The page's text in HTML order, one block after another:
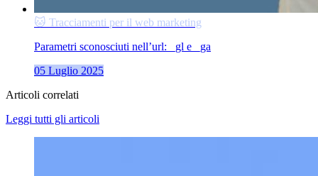
🐱 Tracciamenti per il web marketing
Parametri sconosciuti nell’url: _gl e _ga
05 Luglio 2025
Articoli correlati
Leggi tutti gli articoli